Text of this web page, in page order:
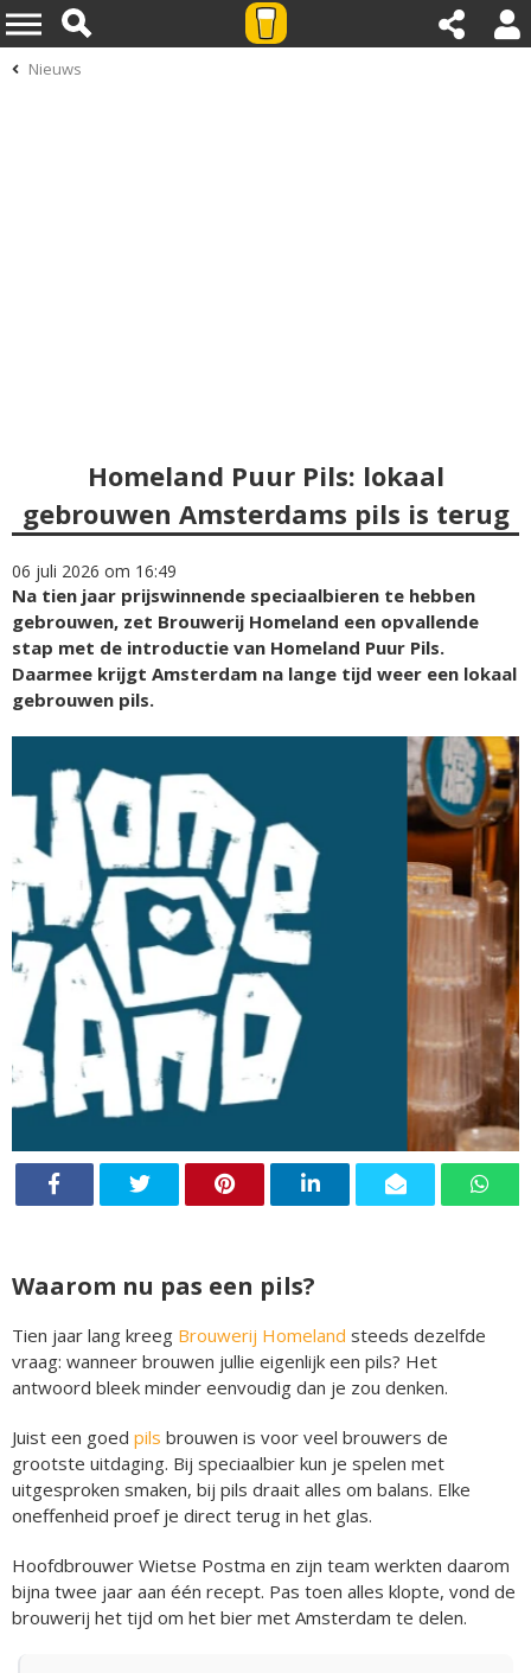
Nieuws
Homeland Puur Pils: lokaal
gebrouwen Amsterdams pils is terug
06 juli 2026 om 16:49
Na tien jaar prijswinnende speciaalbieren te hebben
gebrouwen, zet Brouwerij Homeland een opvallende
stap met de introductie van Homeland Puur Pils.
Daarmee krijgt Amsterdam na lange tijd weer een lokaal
gebrouwen pils.
Waarom nu pas een pils?
Tien jaar lang kreeg Brouwerij Homeland steeds dezelfde
vraag: wanneer brouwen jullie eigenlijk een pils? Het
antwoord bleek minder eenvoudig dan je zou denken.
Juist een goed pils brouwen is voor veel brouwers de
grootste uitdaging. Bij speciaalbier kun je spelen met
uitgesproken smaken, bij pils draait alles om balans. Elke
oneffenheid proef je direct terug in het glas.
Hoofdbrouwer Wietse Postma en zijn team werkten daarom
bijna twee jaar aan één recept. Pas toen alles klopte, vond de
brouwerij het tijd om het bier met Amsterdam te delen.